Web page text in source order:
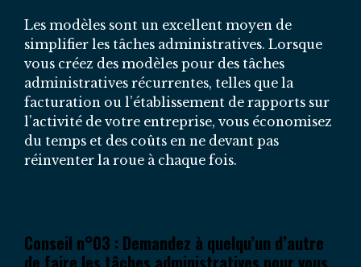
Les modèles sont un excellent moyen de
simplifier les tâches administratives. Lorsque
vous créez des modèles pour des tâches
administratives récurrentes, telles que la
facturation ou l’établissement de rapports sur
l’activité de votre entreprise, vous économisez
du temps et des coûts en ne devant pas
réinventer la roue à chaque fois.
Conseil n°03 : Demandez à quelqu’un d’autre